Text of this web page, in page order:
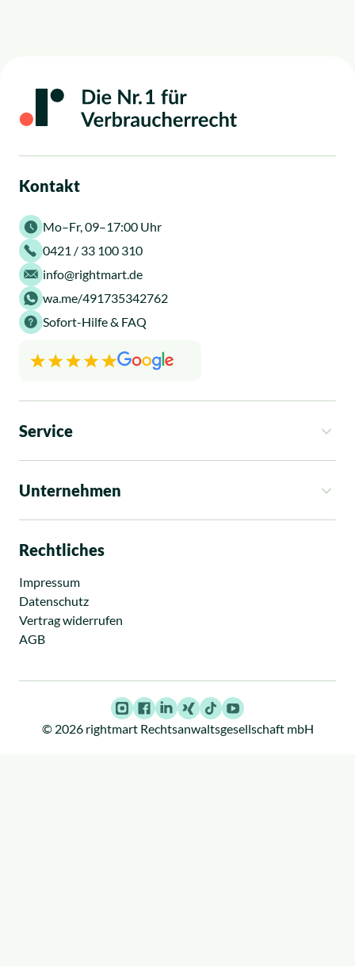
Kontakt
Mo–Fr, 09–17:00 Uhr
0421 / 33 100 310
info@rightmart.de
wa.me/491735342762
Sofort-Hilfe & FAQ
Service
So funktioniert es
Kosten
Rechtsgebiete
Ratgeber
Unternehmen
Über uns
Standorte
Presse
Karriere
Rechtliches
Impressum
Datenschutz
Vertrag widerrufen
AGB
Instagram
Facebook
LinkedIn
XingTikTokYoutube
© 2026 rightmart Rechtsanwaltsgesellschaft mbH